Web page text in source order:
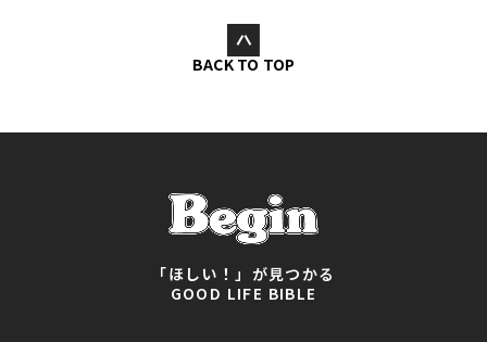
BACK TO TOP
「ほしい！」が見つかる
GOOD LIFE BIBLE